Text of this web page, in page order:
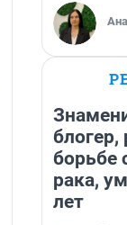
борьбе
рака,
лет